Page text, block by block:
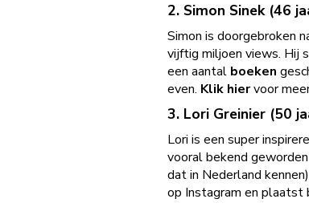
2. Simon Sinek (46
Simon is doorgebroken
vijftig miljoen views. Hij
een aantal boeken
even. Klik hiervoor
3. Lori Greinier (50
Lori is een super
vooral bekend
dat in Nederland
op Instagram en plaatst